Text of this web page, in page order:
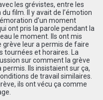
les grévistes, entre les
film. Il y avait de l’émotion
d’un moment
ont pris la parole pendant la
le moment. Ils ont mis
grève leur a permis de faire
tournées et horaires. La
sur comment la grève
permis. Ils insistaient sur ça,
de travail similaires.
ils ont vécu ça comme